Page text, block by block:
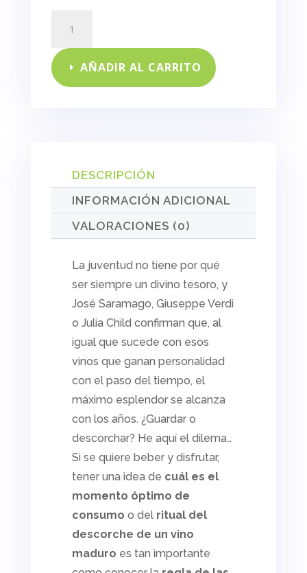
mayores
cantidad
AÑADIR AL CARRITO
DESCRIPCIÓN
INFORMACIÓN ADICIONAL
VALORACIONES (0)
La juventud no tiene por qué
ser siempre un divino tesoro, y
José Saramago, Giuseppe Verdi
o Julia Child confirman que, al
igual que sucede con esos
vinos que ganan personalidad
con el paso del tiempo, el
máximo esplendor se alcanza
con los años. ¿Guardar o
descorchar? He aquí el dilema…
Si se quiere beber y disfrutar,
tener una idea de cuál es el
momento óptimo de
consumo o del ritual del
descorche de un vino
maduro es tan importante